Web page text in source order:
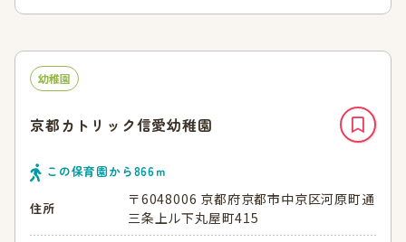
幼稚園
京都カトリック信愛幼稚園
この保育園から866ｍ
住所
〒6048006 京都府京都市中京区河原町通
三条上ル下丸屋町415